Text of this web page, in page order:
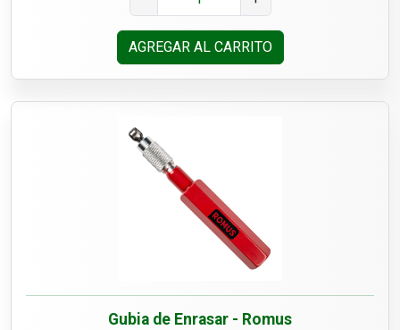
AGREGAR AL CARRITO
Gubia de Enrasar - Romus